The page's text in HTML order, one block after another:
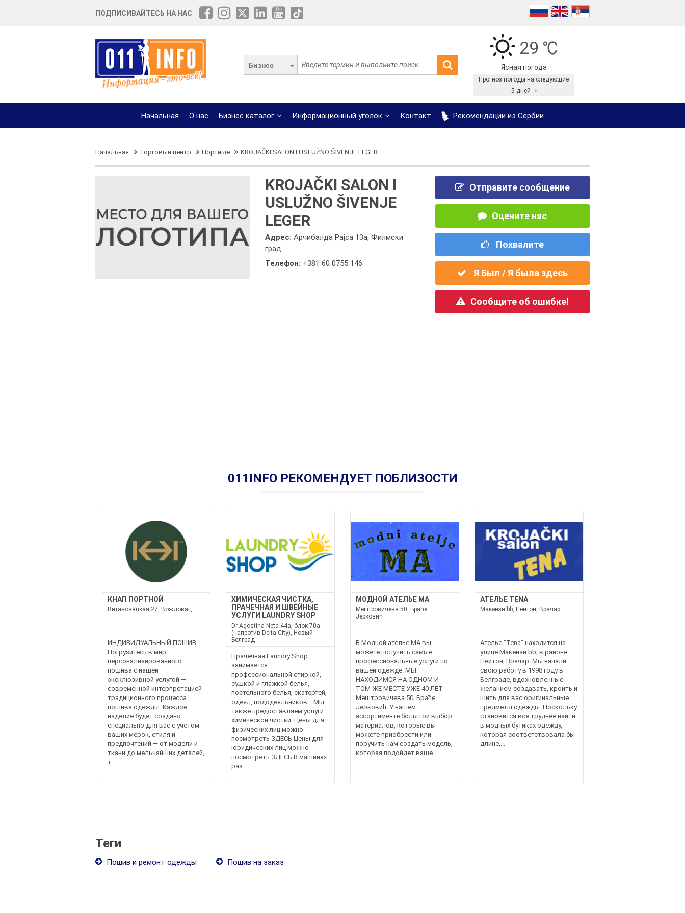
ПОДПИСИВАЙТЕСЬ НА НАС
Бизнес
29 ℃
Ясная погода
Прогноз погоды на следующие
5 дней
Начальная О нас Бизнес каталог Информационный уголок Контакт Рекомендации из Сербии
Начальная Торговый центр Портные KROJAČKI SALON I USLUŽNO ŠIVENJE LEGER
KROJAČKI SALON I
USLUŽNO ŠIVENJE
LEGER
Адрес:Арчибалда Рајса 13а, Филмски
град
Телефон: +381 60 0755 146
Отправите сообщение
Оцените нас
Похвалите
Я Был / Я была здесь
Сообщите об ошибке!
011INFO РЕКОМЕНДУЕТ ПОБЛИЗОСТИ
КНАП ПОРТНОЙ
Витановацкая 27, Вождовац
ИНДИВИДУАЛЬНЫЙ ПОШИВ
Погрузитесь в мир
персонализированного
пошива с нашей
эксклюзивной услугой —
современной интерпретацией
традиционного процесса
пошива одежды. Каждое
изделие будет создано
специально для вас с учетом
ваших мерок, стиля и
предпочтений — от модели и
ткани до мельчайших деталей,
т...
ХИМИЧЕСКАЯ ЧИСТКА,
ПРАЧЕЧНАЯ И ШВЕЙНЫЕ
УСЛУГИ LAUNDRY SHOP
Dr Agostina Neta 44a, блок 70a
(напротив Delta City), Новый
Белград
Прачечная Laundry Shop
занимается
профессиональной стиркой,
сушкой и глажкой белья,
постельного белья, скатертей,
одеял, пододеяльников... Мы
также предоставляем услуги
химической чистки. Цены для
физических лиц можно
посмотреть ЗДЕСЬ Цены для
юридических лиц можно
посмотреть ЗДЕСЬ В машинах
раз...
МОДНОЙ АТЕЛЬЕ MA
Мештровичева 50, Браће
Јерковић
В Модной ателье MA вы
можете получить самые
профессиональные услуги по
вашей одежде. МЫ
НАХОДИМСЯ НА ОДНОМ И
ТОМ ЖЕ МЕСТЕ УЖЕ 40 ЛЕТ -
Мештровичева 50, Браће
Јерковић. У нашем
ассортименте большой выбор
материалов, которые вы
можете приобрести или
поручить нам создать модель,
которая подойдет ваше...
АТЕЛЬЕ TENA
Макензи bb, Пейтон, Врачар
Ателье "Tena" находится на
улице Макензи bb, в районе
Пейтон, Врачар. Мы начали
свою работу в 1998 году в
Белграде, вдохновленные
желанием создавать, кроить и
шить для вас оригинальные
предметы одежды. Поскольку
становится всё труднее найти
в модных бутиках одежду,
которая соответствовала бы
длине,...
Теги
Пошив и ремонт одежды Пошив на заказ